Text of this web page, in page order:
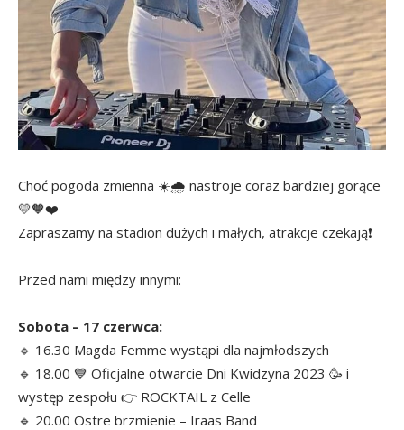
Choć pogoda zmienna ☀️🌧 nastroje coraz bardziej gorące
💛🧡❤️
Zapraszamy na stadion dużych i małych, atrakcje czekają❗️
Przed nami między innymi:
Sobota – 17 czerwca:
🔹 16.30 Magda Femme wystąpi dla najmłodszych
🔹 18.00 💙 Oficjalne otwarcie Dni Kwidzyna 2023 🥳 i
występ zespołu 👉 ROCKTAIL z Celle
🔹 20.00 Ostre brzmienie – Iraas Band